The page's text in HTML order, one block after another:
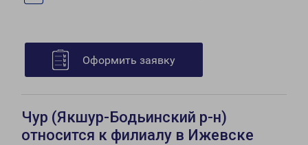
Оформить заявку
Чур (Якшур-Бодьинский р-н)
относится к филиалу в Ижевске